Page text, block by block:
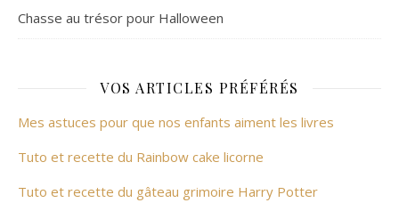
Chasse au trésor pour Halloween
VOS ARTICLES PRÉFÉRÉS
Mes astuces pour que nos enfants aiment les livres
Tuto et recette du Rainbow cake licorne
Tuto et recette du gâteau grimoire Harry Potter